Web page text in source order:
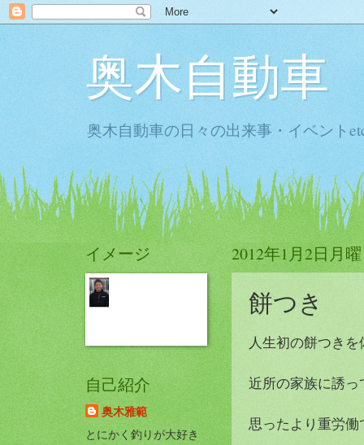
奥木自動車
奥木自動車の日々の出来事・イベント
2012年1月2日月
餅つき
人生初の餅つき
近所の家族に誘
思ったより重労働
イメージ
自己紹介
奥木雅範
とにかく釣りが大好き